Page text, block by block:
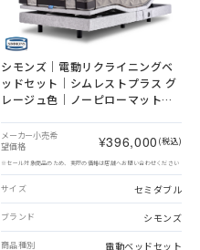
シモンズ｜電動リクライニングベ
ッドセット｜シムレストプラス グ
レージュ色｜ノーピローマットレ
メーカー小売希
望価格
¥396,000 (税込)
※セール対象商品のため、実際の価格は店舗へお問い合わせください
サイズ セミダブル
ブランド シモンズ
商品種別 電動ベッドセット